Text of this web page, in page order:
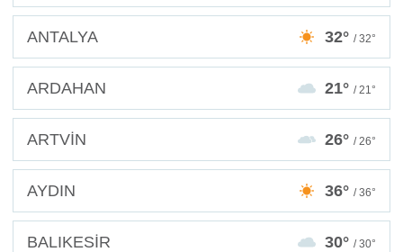
ANTALYA 32° / 32°
ARDAHAN 21° / 21°
ARTVİN 26° / 26°
AYDIN 36° / 36°
BALIKESİR 30° / 30°